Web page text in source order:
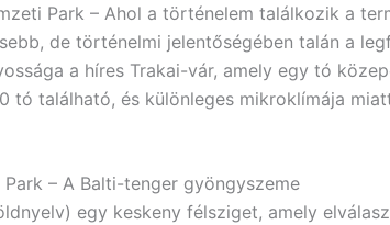
Park – Ahol a történelem találkozik a
de történelmi jelentőségében talán a
a híres Trakai-vár, amely egy tó
tó található, és különleges mikroklímája
Park – A Balti-tenger gyöngyszeme
egy keskeny félsziget, amely